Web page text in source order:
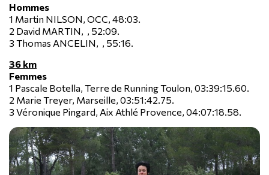
Hommes
1 Martin NILSON, OCC, 48:03.
2 David MARTIN, , 52:09.
3 Thomas ANCELIN, , 55:16.
36 km
Femmes
1 Pascale Botella, Terre de Running Toulon, 03:39:15.60.
2 Marie Treyer, Marseille, 03:51:42.75.
3 Véronique Pingard, Aix Athlé Provence, 04:07:18.58.